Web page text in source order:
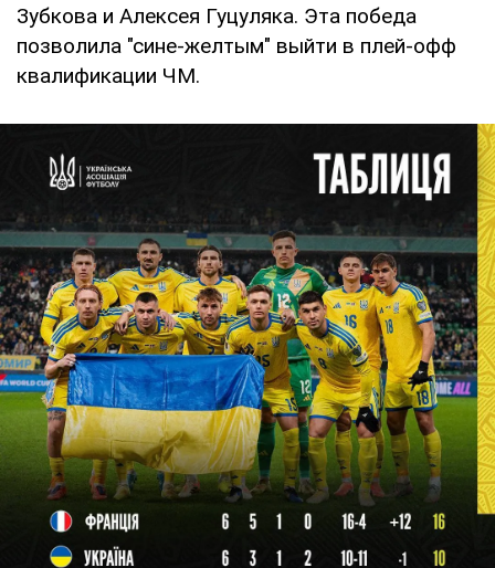
Зубкова и Алексея Гуцуляка. Эта победа
позволила "сине-желтым" выйти в плей-офф
квалификации ЧМ.